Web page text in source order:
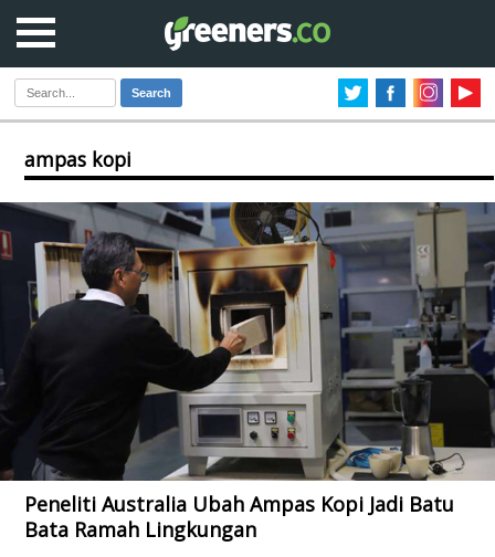
Search
ampas kopi
Peneliti Australia Ubah Ampas Kopi Jadi Batu
Bata Ramah Lingkungan